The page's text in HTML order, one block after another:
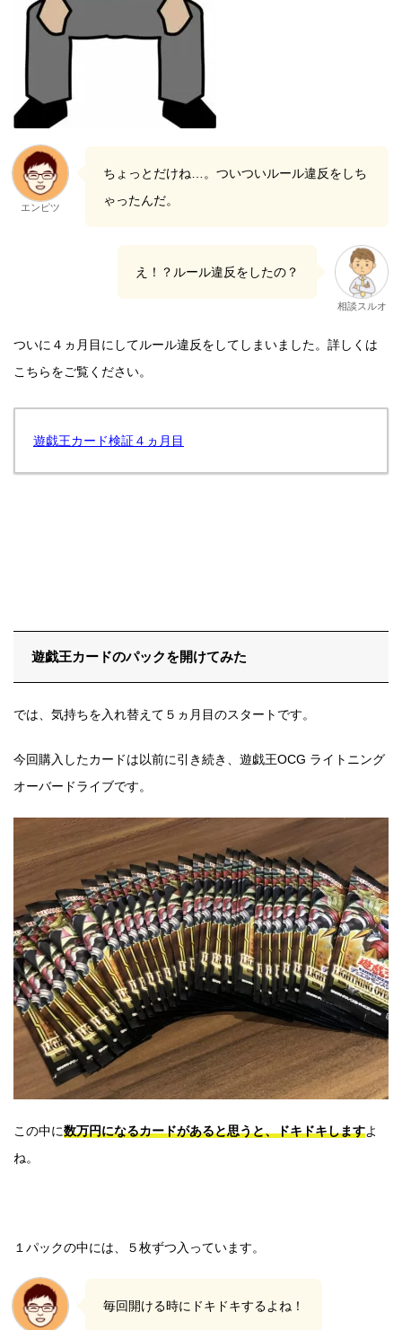
エンピツ
ちょっとだけね…。ついついルール違反をしち
ゃったんだ。
え！？ルール違反をしたの？
相談スルオ
ついに４ヵ月目にしてルール違反をしてしまいました。詳しくは
こちらをご覧ください。
遊戯王カード検証４ヵ月目
遊戯王カードのパックを開けてみた
では、気持ちを入れ替えて５ヵ月目のスタートです。
今回購入したカードは以前に引き続き、遊戯王OCG ライトニング
オーバードライブです。
この中に数万円になるカードがあると思うと、ドキドキしますよ
ね。
１パックの中には、５枚ずつ入っています。
毎回開ける時にドキドキするよね！